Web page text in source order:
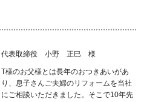
代表取締役 小野 正巳 様
T様のお父様とは長年のおつきあいがあ
り、息子さんご夫婦のリフォームを当社
にご相談いただきました。そこで10年先